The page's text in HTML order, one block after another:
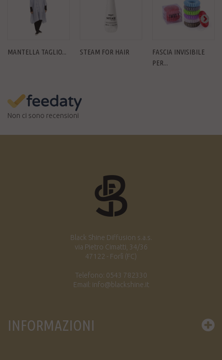
MANTELLA TAGLIO... STEAM FOR HAIR
FASCIA INVISIBILE
PER...
Non ci sono recensioni
Black Shine Diffusion s.a.s.
via Pietro Cimatti, 34/36
47122 - Forlì (FC)
Telefono: 0543 782330
Email: info@blackshine.it
INFORMAZIONI